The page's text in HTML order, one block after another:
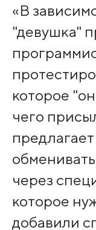
«В
"девушка"
которое
чего
через
которое
добавили